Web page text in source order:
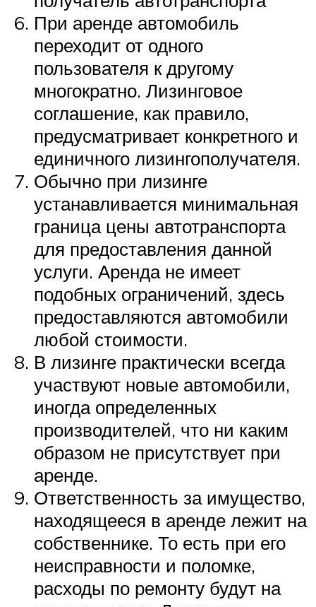
При аренде автомобиль
переходит от одного
пользователя к другому
многократно. Лизинговое
соглашение, как правило,
предусматривает конкретного и
единичного лизингополучателя.
Обычно при лизинге
устанавливается минимальная
граница цены автотранспорта
для предоставления данной
услуги. Аренда не имеет
подобных ограничений, здесь
предоставляются автомобили
любой стоимости.
В лизинге практически всегда
участвуют новые автомобили,
иногда определенных
производителей, что ни каким
образом не присутствует при
аренде.
Ответственность за имущество,
находящееся в аренде лежит на
собственнике. То есть при его
неисправности и поломке,
расходы по ремонту будут на